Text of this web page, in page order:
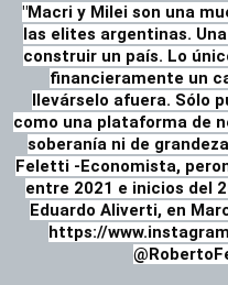
"Macri y Milei son una
las elites argentinas.
construir un país. Lo
financieramente un
llevárselo afuera. Sólo
como una plataforma de
soberanía ni de
Feletti -Economista,
entre 2021 e inicios del
Eduardo Aliverti, en
https://